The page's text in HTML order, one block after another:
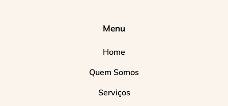
Menu
Home
Quem Somos
Serviços